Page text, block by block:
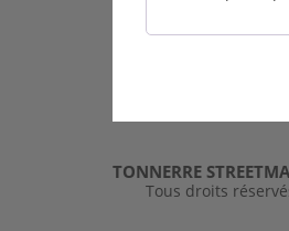
TONNERRE
Tous droits